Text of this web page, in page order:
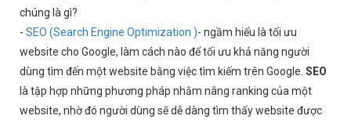
chúng là gì?
- SEO (Search Engine Optimization )- ngầm hiểu là tối ưu
website cho Google, làm cách nào để tối ưu khả năng người
dùng tìm đến một website bằng việc tìm kiếm trên Google. SEO
là tập hợp những phương pháp nhằm nâng ranking của một
website, nhờ đó người dùng sẽ dễ dàng tìm thấy website được